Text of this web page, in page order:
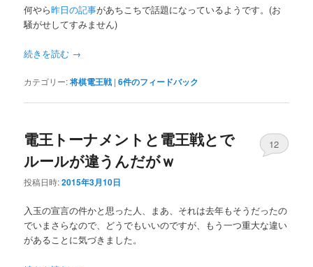
何やら昨日の記事があちこちで話題になっているようです。(お
騒がせしてすみません)
続きを読む →
カテゴリー:将棋電王戦 |6件のフィードバック
電王トーナメントと電王戦とで
ルールが違うんだがｗ
投稿日時:2015年3月10日
12
入玉の宣言の件かと思った人、まあ、それは去年もそうだったの
でいまさらなので、どうでもいいのですが、もう一つ重大な違い
があることに気づきました。